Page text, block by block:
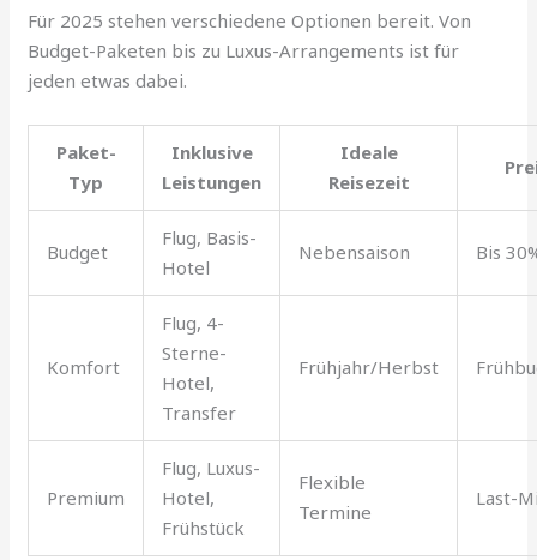
Für 2025 stehen verschiedene Optionen bereit. Von
Budget-Paketen bis zu Luxus-Arrangements ist für
jeden etwas dabei.
Paket-
Typ
Inklusive
Leistungen
Ideale
Reisezeit
Budget
Flug, Basis-
Hotel
Nebensaison Bis
Komfort
Flug, 4-
Sterne-
Hotel,
Transfer
Frühjahr/Herbst
Premium
Flug, Luxus-
Hotel,
Frühstück
Flexible
Termine
Last-